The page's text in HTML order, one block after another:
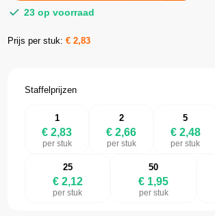
23 op voorraad
Prijs per stuk:€2,83
Staffelprijzen
1
€ 2,83
per stuk
2
€ 2,66
per stuk
5
€ 2,48
per stuk
25
€ 2,12
per stuk
50
€ 1,95
per stuk